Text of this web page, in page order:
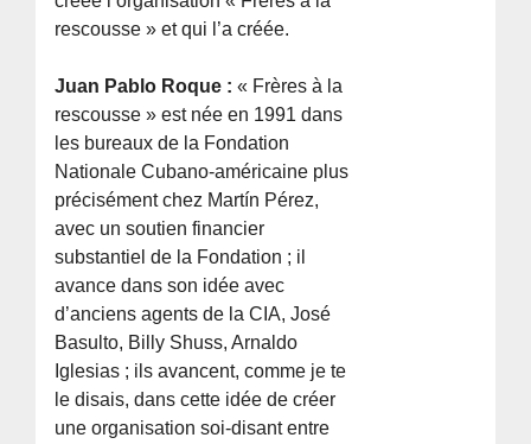
rescousse » et qui l’a créée.
Juan Pablo Roque :« Frères à la
rescousse » est née en 1991 dans
les bureaux de la Fondation
Nationale Cubano-américaine plus
précisément chez Martín Pérez,
avec un soutien financier
substantiel de la Fondation ; il
avance dans son idée avec
d’anciens agents de la CIA, José
Basulto, Billy Shuss, Arnaldo
Iglesias ; ils avancent, comme je te
le disais, dans cette idée de créer
une organisation soi-disant entre